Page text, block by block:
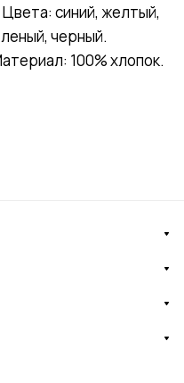
синий, желтый,
черный.
100% хлопок.